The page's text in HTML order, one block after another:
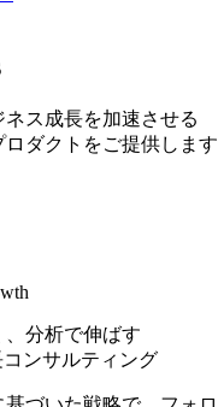
ネス成長を加速させる
ダクトをご提供します
分析で伸ばす
コンサルティング